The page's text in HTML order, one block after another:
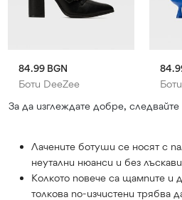
Боти DeeZee
84.99 BGN
За да изглеждате добре,
Лачените ботуши се носят с
неутални нюанси и без
Колкото повече са щампите и
толкова по-изчистени трябва